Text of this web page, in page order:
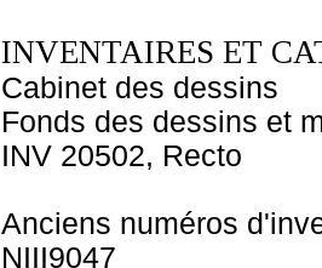
INVENTAIRES ET
Cabinet des dessins
Fonds des dessins et
INV 20502, Recto
Anciens numéros
NIII9047